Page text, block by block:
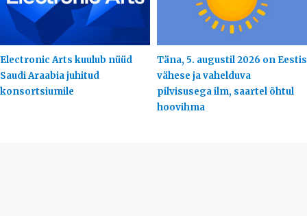
Electronic Arts kuulub nüüd
Saudi Araabia juhitud
konsortsiumile
Täna, 5. augustil 2026 on Eestis
vähese ja vahelduva
pilvisusega ilm, saartel õhtul
hoovihma